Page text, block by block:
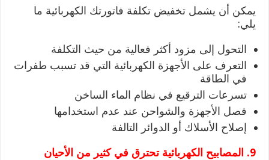
يمكن أن يشمل تخفيض تكلفة فاتورتك الكهربائية ما
يلي:
التحول إلى مزود أكثر فعالية من حيث التكلفة
التعرف على الأجهزة الكهربائية التي قد تسبب طفرات
في الطاقة
تسرعات الترقيع في نظام الماء الساخن
فصل الأجهزة والشواحن عند عدم استخدامها
إصلاح الأسلاك أو الدوائر التالفة
9. المصابيح الكهربائية تحترق في كثير من الأحيان